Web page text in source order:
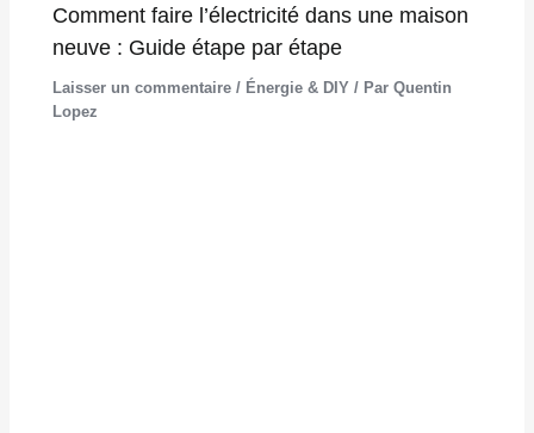
Comment faire l’électricité dans une maison
neuve : Guide étape par étape
Laisser un commentaire / Énergie & DIY / ParQuentin
Lopez